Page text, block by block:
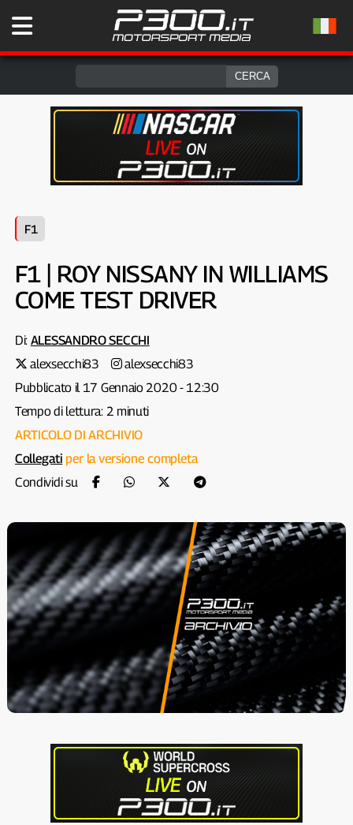
F1
F1 | ROY NISSANY IN WILLIAMS
COME TEST DRIVER
Di: ALESSANDRO SECCHI
alexsecchi83
alexsecchi83
Pubblicato il 17 Gennaio 2020 - 12:30
Tempo di lettura: 2 minuti
ARTICOLO DI ARCHIVIO
Collegati per la versione completa
Condividi su